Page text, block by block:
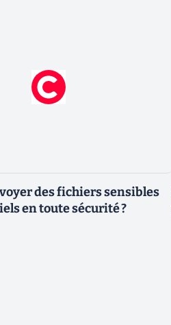
des fichiers sensibles
en toute sécurité ?